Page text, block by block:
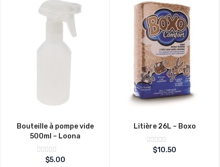
Bouteille à pompe vide
500ml – Loona
Note
sur
$5.00
Litière 26L – Boxo
Note
sur
$10.50